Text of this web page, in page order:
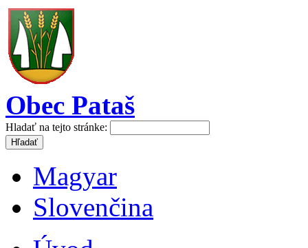
Obec Pataš
Hladať na tejto stránke:
Magyar
Slovenčina